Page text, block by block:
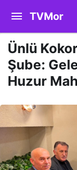
TVMor
Ünlü
Şube:
Huzur